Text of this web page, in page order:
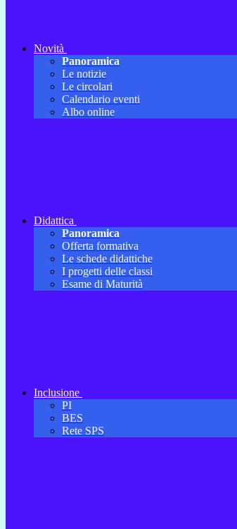
Novità
Panoramica
Le notizie
Le circolari
Calendario eventi
Albo online
Didattica
Panoramica
Offerta formativa
Le schede didattiche
I progetti delle classi
Esame di Maturità
Inclusione
PI
BES
Rete SPS